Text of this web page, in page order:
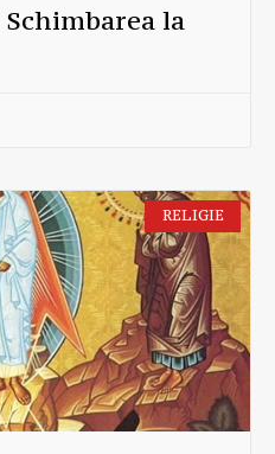
la
RELIGIE